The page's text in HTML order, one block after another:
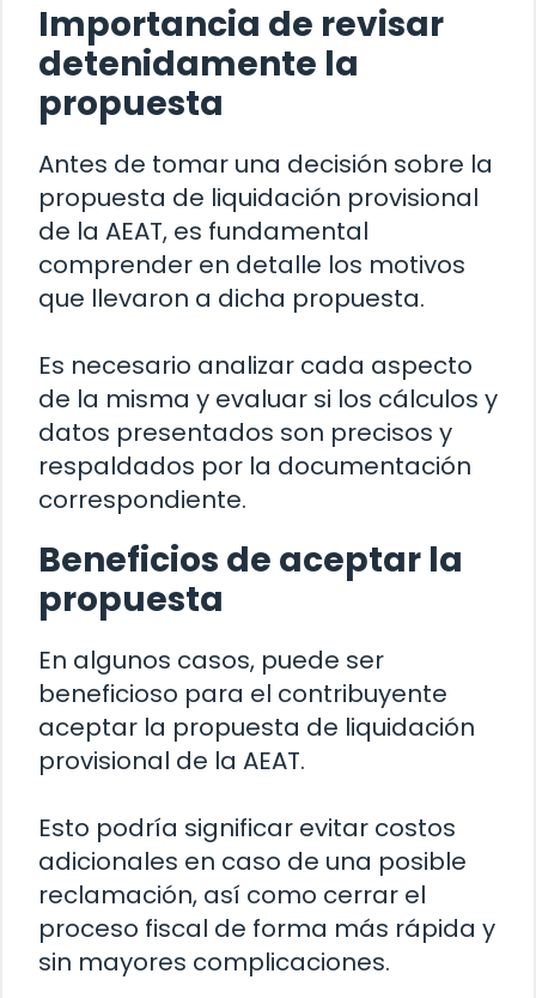
Importancia de revisar
detenidamente la
propuesta
Antes de tomar una decisión sobre la
propuesta de liquidación provisional
de la AEAT, es fundamental
comprender en detalle los motivos
que llevaron a dicha propuesta.
Es necesario analizar cada aspecto
de la misma y evaluar si los cálculos y
datos presentados son precisos y
respaldados por la documentación
correspondiente.
Beneficios de aceptar la
propuesta
En algunos casos, puede ser
beneficioso para el contribuyente
aceptar la propuesta de liquidación
provisional de la AEAT.
Esto podría significar evitar costos
adicionales en caso de una posible
reclamación, así como cerrar el
proceso fiscal de forma más rápida y
sin mayores complicaciones.